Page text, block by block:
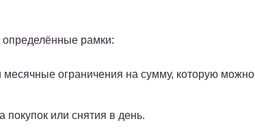
определённые рамки:
ограничения на сумму, которую можно
покупок или снятия в день.